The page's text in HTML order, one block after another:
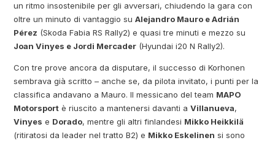
un ritmo insostenibile per gli avversari, chiudendo la gara con
oltre un minuto di vantaggio suAlejandro Mauro e Adrián
Pérez (Skoda Fabia RS Rally2) e quasi tre minuti e mezzo su
Joan Vinyes e Jordi Mercader (Hyundai i20 N Rally2).
Con tre prove ancora da disputare, il successo di Korhonen
sembrava già scritto – anche se, da pilota invitato, i punti per la
classifica andavano a Mauro. Il messicano del team MAPO
Motorsport è riuscito a mantenersi davanti aVillanueva,
Vinyes e Dorado, mentre gli altri finlandesi Mikko Heikkilä
(ritiratosi da leader nel tratto B2) e Mikko Eskelinen si sono